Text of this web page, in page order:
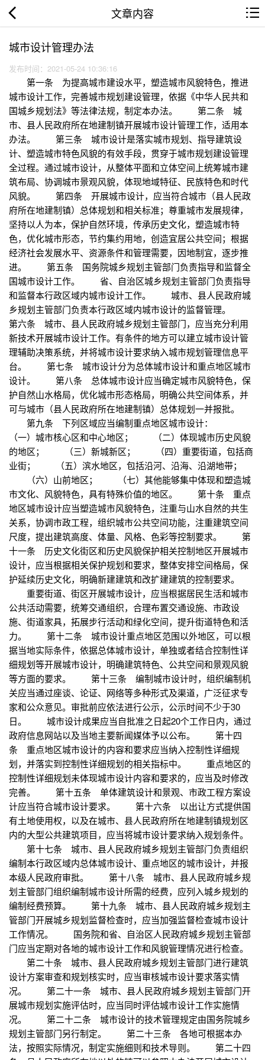
文章内容
城市设计管理办法
发布时间：2021-05-24 10:36:16
第一条 为提高城市建设水平，塑造城市风貌特色，推进
城市设计工作，完善城市规划建设管理，依据《中华人民共和
国城乡规划法》等法律法规，制定本办法。 第二条 城
市、县人民政府所在地建制镇开展城市设计管理工作，适用本
办法。 第三条 城市设计是落实城市规划、指导建筑设
计、塑造城市特色风貌的有效手段，贯穿于城市规划建设管理
全过程。通过城市设计，从整体平面和立体空间上统筹城市建
筑布局、协调城市景观风貌，体现地域特征、民族特色和时代
风貌。 第四条 开展城市设计，应当符合城市（县人民政
府所在地建制镇）总体规划和相关标准；尊重城市发展规律，
坚持以人为本，保护自然环境，传承历史文化，塑造城市特
色，优化城市形态，节约集约用地，创造宜居公共空间；根据
经济社会发展水平、资源条件和管理需要，因地制宜，逐步推
进。 第五条 国务院城乡规划主管部门负责指导和监督全
国城市设计工作。 省、自治区城乡规划主管部门负责指导
和监督本行政区域内城市设计工作。 城市、县人民政府城
乡规划主管部门负责本行政区域内城市设计的监督管理。
第六条 城市、县人民政府城乡规划主管部门，应当充分利用
新技术开展城市设计工作。有条件的地方可以建立城市设计管
理辅助决策系统，并将城市设计要求纳入城市规划管理信息平
台。 第七条 城市设计分为总体城市设计和重点地区城市
设计。 第八条 总体城市设计应当确定城市风貌特色，保
护自然山水格局，优化城市形态格局，明确公共空间体系，并
可与城市（县人民政府所在地建制镇）总体规划一并报批。
第九条 下列区域应当编制重点地区城市设计：
（一）城市核心区和中心地区； （二）体现城市历史风貌
的地区； （三）新城新区； （四）重要街道，包括商
业街； （五）滨水地区，包括沿河、沿海、沿湖地带；
（六）山前地区； （七）其他能够集中体现和塑造城
市文化、风貌特色，具有特殊价值的地区。 第十条 重点
地区城市设计应当塑造城市风貌特色，注重与山水自然的共生
关系，协调市政工程，组织城市公共空间功能，注重建筑空间
尺度，提出建筑高度、体量、风格、色彩等控制要求。 第
十一条 历史文化街区和历史风貌保护相关控制地区开展城市
设计，应当根据相关保护规划和要求，整体安排空间格局，保
护延续历史文化，明确新建建筑和改扩建建筑的控制要求。
重要街道、街区开展城市设计，应当根据居民生活和城市
公共活动需要，统筹交通组织，合理布置交通设施、市政设
施、街道家具，拓展步行活动和绿化空间，提升街道特色和活
力。 第十二条 城市设计重点地区范围以外地区，可以根
据当地实际条件，依据总体城市设计，单独或者结合控制性详
细规划等开展城市设计，明确建筑特色、公共空间和景观风貌
等方面的要求。 第十三条 编制城市设计时，组织编制机
关应当通过座谈、论证、网络等多种形式及渠道，广泛征求专
家和公众意见。审批前应依法进行公示，公示时间不少于30
日。 城市设计成果应当自批准之日起20个工作日内，通过
政府信息网站以及当地主要新闻媒体予以公布。 第十四
条 重点地区城市设计的内容和要求应当纳入控制性详细规
划，并落实到控制性详细规划的相关指标中。 重点地区的
控制性详细规划未体现城市设计内容和要求的，应当及时修改
完善。 第十五条 单体建筑设计和景观、市政工程方案设
计应当符合城市设计要求。 第十六条 以出让方式提供国
有土地使用权，以及在城市、县人民政府所在地建制镇规划区
内的大型公共建筑项目，应当将城市设计要求纳入规划条件。
第十七条 城市、县人民政府城乡规划主管部门负责组织
编制本行政区域内总体城市设计、重点地区的城市设计，并报
本级人民政府审批。 第十八条 城市、县人民政府城乡规
划主管部门组织编制城市设计所需的经费，应列入城乡规划的
编制经费预算。 第十九条 城市、县人民政府城乡规划主
管部门开展城乡规划监督检查时，应当加强监督检查城市设计
工作情况。 国务院和省、自治区人民政府城乡规划主管部
门应当定期对各地的城市设计工作和风貌管理情况进行检查。
第二十条 城市、县人民政府城乡规划主管部门进行建筑
设计方案审查和规划核实时，应当审核城市设计要求落实情
况。 第二十一条 城市、县人民政府城乡规划主管部门开
展城市规划实施评估时，应当同时评估城市设计工作实施情
况。 第二十二条 城市设计的技术管理规定由国务院城乡
规划主管部门另行制定。 第二十三条 各地可根据本办
法，按照实际情况，制定实施细则和技术导则。 第二十四